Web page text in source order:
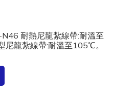
N46 耐熱尼龍紮線帶:耐溫至
龍紮線帶:耐溫至105℃。